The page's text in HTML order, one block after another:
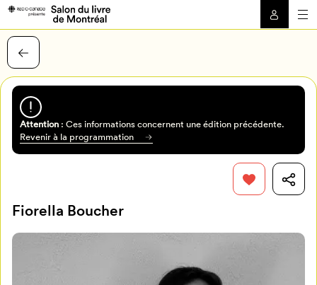
Attention: Ces informations concernent une édition précédente.
Revenir à la programmation
Fiorella Boucher